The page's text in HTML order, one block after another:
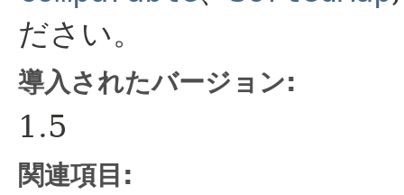
ださい。
導入されたバージョン:
1.5
関連項目: